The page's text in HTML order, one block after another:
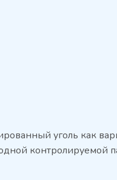
уголь как
контролируемой